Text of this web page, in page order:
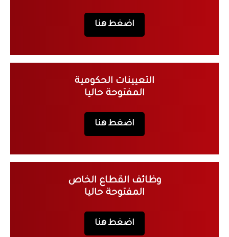
اضغط هنا
التعيينات الحكومية
المفتوحة حاليا
اضغط هنا
وظائف القطاع الخاص
المفتوحة حاليا
اضغط هنا